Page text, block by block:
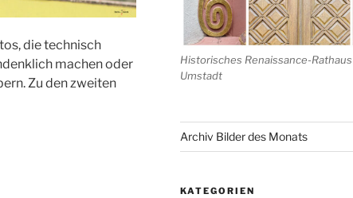
die technisch
machen oder
Zu den zweiten
Historisches Renaissance-
Umstadt
Archiv Bilder des Monats
KATEGORIEN